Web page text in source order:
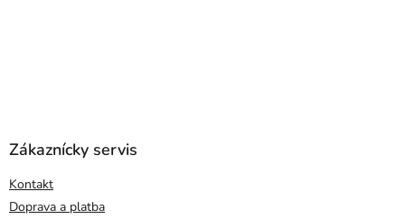
Zákaznícky servis
Kontakt
Doprava a platba